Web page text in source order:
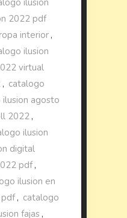
ilusion
2022 pdf
interior ,
ilusion
virtual
, catalogo
agosto
2022,
ilusion
digital
pdf,
ilusion en
pdf, catalogo
fajas ,